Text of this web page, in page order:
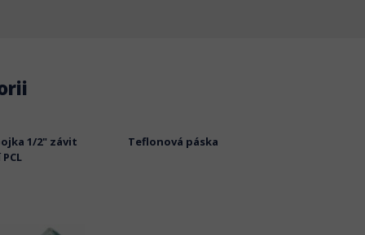
1/2" závit
Teflonová páska